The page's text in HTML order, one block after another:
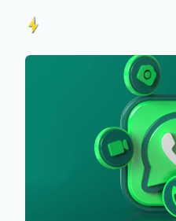
Informazioni